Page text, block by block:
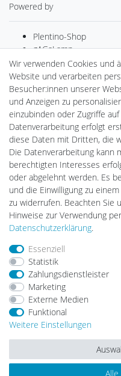
Powered by
Plentino-Shop
gAGaLamp
Drohnenstore24
Cardanlight-Shop
Batteriespeicher
PlentiSolar
Gebrauchtlicht
Ledkauf
DEYESOLAR
Lightech Connect
CardanLight Europe
FORTIMO LEDs
LED-RETROSHOP
MeinUSB
Impressum
Wir verwenden Cookies und
Website und verarbeiten
Besucher:innen unserer
und Anzeigen zu
einzubinden oder Zugriffe
Datenverarbeitung erfolgt
diese Daten mit Dritten, die
Die Datenverarbeitung kann
berechtigten Interesses
oder abgelehnt werden. Es
und die Einwilligung zu
zu widerrufen. Beachten Sie
Hinweise zur Verwendung
Daten­schutz­erklärung.
Essenziell
Statistik
Zahlungsdienstleister
Marketing
Externe Medien
Funktional
Weitere Einstellungen